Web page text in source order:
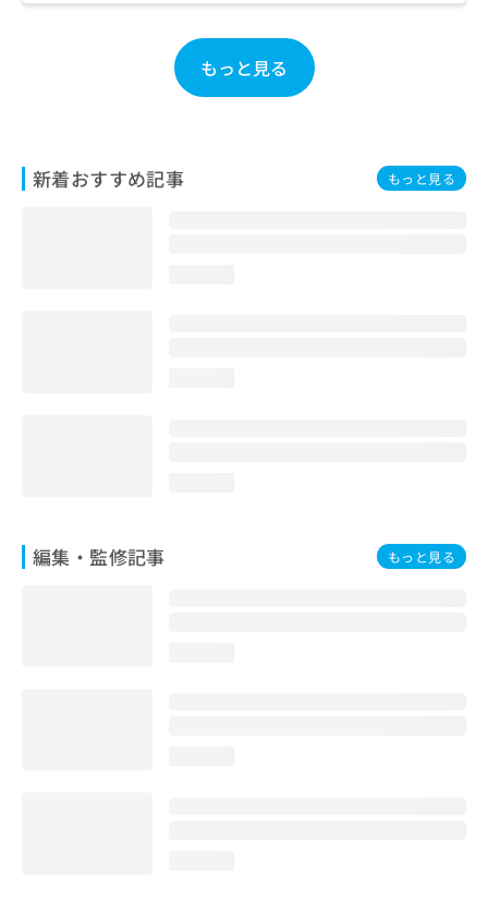
もっと見る
新着おすすめ記事 もっと見る
編集・監修記事 もっと見る
こ
ち